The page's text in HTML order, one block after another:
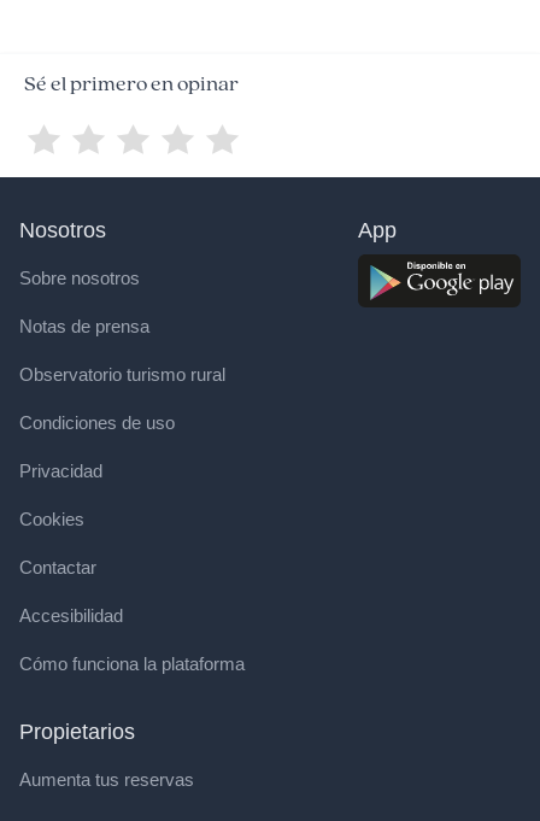
Sé el primero en opinar
Nosotros
Sobre nosotros
Notas de prensa
Observatorio turismo rural
Condiciones de uso
Privacidad
Cookies
Contactar
Accesibilidad
Cómo funciona la plataforma
Propietarios
Aumenta tus reservas
App